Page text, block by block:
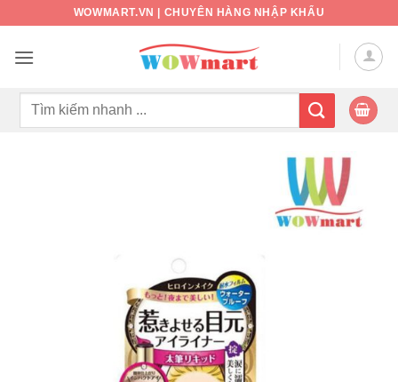
nội
WOWMART.VN | CHUYÊN HÀNG NHẬP KHẨU
Tìm